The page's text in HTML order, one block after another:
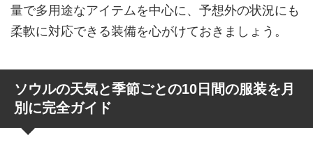
量で多用途なアイテムを中心に、予想外の状況にも
柔軟に対応できる装備を心がけておきましょう。
ソウルの天気と季節ごとの10日間の服装を月
別に完全ガイド